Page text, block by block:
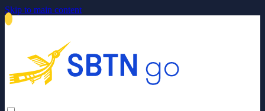
Skip to main content